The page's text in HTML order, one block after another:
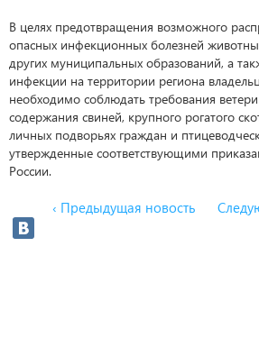
В целях предотвращения возможного
опасных инфекционных болезней
других муниципальных образований, а
инфекции на территории региона
необходимо соблюдать требования
содержания свиней, крупного рогатого
личных подворьях граждан и
утвержденные соответствующими
России.
‹ Предыдущая новость